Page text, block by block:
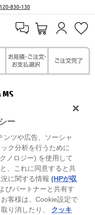
830-130
ー
ンツや広告、ソーシャ
ク分析を行うために
ノロジー) を使用して
、これに同意すると共
況に関する情報(HPが収
びパートナーと共有す
客様は、Cookie設定で
り消したり、 クッキ